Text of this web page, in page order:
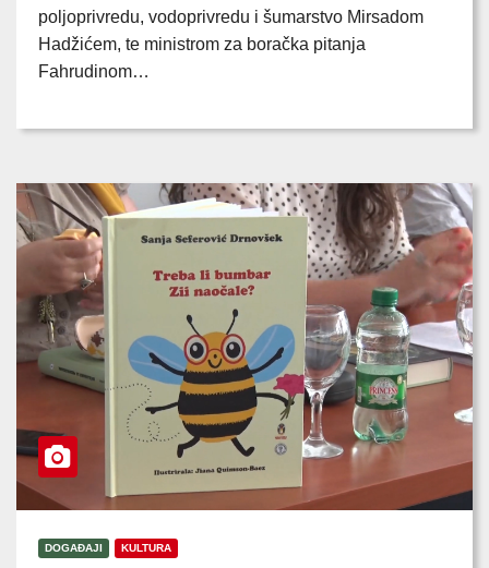
poljoprivredu, vodoprivredu i šumarstvo Mirsadom
Hadžićem, te ministrom za boračka pitanja
Fahrudinom…
DOGAĐAJI KULTURA